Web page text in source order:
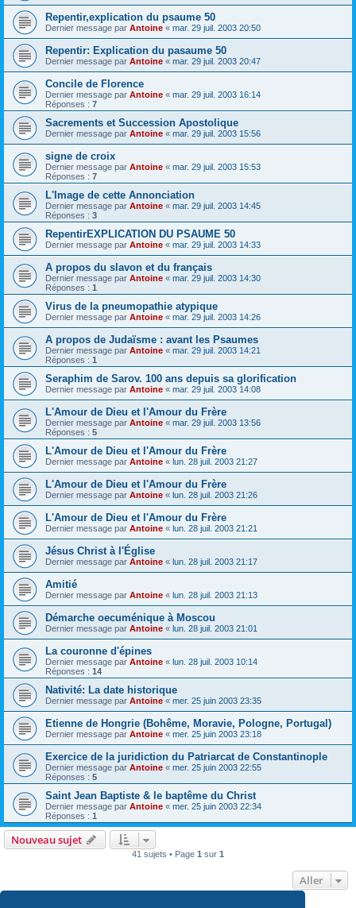
Repentir,explication du psaume 50
Dernier message par Antoine « mar. 29 juil. 2003 20:50
Repentir: Explication du pasaume 50
Dernier message par Antoine « mar. 29 juil. 2003 20:47
Concile de Florence
Dernier message par Antoine « mar. 29 juil. 2003 16:14
Réponses : 7
Sacrements et Succession Apostolique
Dernier message par Antoine « mar. 29 juil. 2003 15:56
signe de croix
Dernier message par Antoine « mar. 29 juil. 2003 15:53
Réponses : 7
L'Image de cette Annonciation
Dernier message par Antoine « mar. 29 juil. 2003 14:45
Réponses : 3
RepentirEXPLICATION DU PSAUME 50
Dernier message par Antoine « mar. 29 juil. 2003 14:33
A propos du slavon et du français
Dernier message par Antoine « mar. 29 juil. 2003 14:30
Réponses : 1
Virus de la pneumopathie atypique
Dernier message par Antoine « mar. 29 juil. 2003 14:26
A propos de Judaïsme : avant les Psaumes
Dernier message par Antoine « mar. 29 juil. 2003 14:21
Réponses : 1
Seraphim de Sarov. 100 ans depuis sa glorification
Dernier message par Antoine « mar. 29 juil. 2003 14:08
L'Amour de Dieu et l'Amour du Frère
Dernier message par Antoine « mar. 29 juil. 2003 13:56
Réponses : 5
L'Amour de Dieu et l'Amour du Frère
Dernier message par Antoine « lun. 28 juil. 2003 21:27
L'Amour de Dieu et l'Amour du Frère
Dernier message par Antoine « lun. 28 juil. 2003 21:26
L'Amour de Dieu et l'Amour du Frère
Dernier message par Antoine « lun. 28 juil. 2003 21:21
Jésus Christ à l'Église
Dernier message par Antoine « lun. 28 juil. 2003 21:17
Amitié
Dernier message par Antoine « lun. 28 juil. 2003 21:13
Démarche oecuménique à Moscou
Dernier message par Antoine « lun. 28 juil. 2003 21:01
La couronne d'épines
Dernier message par Antoine « lun. 28 juil. 2003 10:14
Réponses : 14
Nativité: La date historique
Dernier message par Antoine « mer. 25 juin 2003 23:35
Etienne de Hongrie (Bohême, Moravie, Pologne, Portugal)
Dernier message par Antoine « mer. 25 juin 2003 23:18
Exercice de la juridiction du Patriarcat de Constantinople
Dernier message par Antoine « mer. 25 juin 2003 22:55
Réponses : 5
Saint Jean Baptiste & le baptême du Christ
Dernier message par Antoine « mer. 25 juin 2003 22:34
Réponses : 1
Nouveau sujet
41 sujets • Page 1 sur 1
Aller